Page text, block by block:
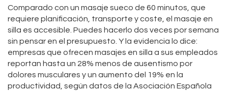
Comparado con un masaje sueco de 60 minutos, que
requiere planificación, transporte y coste, el masaje en
silla es accesible. Puedes hacerlo dos veces por semana
sin pensar en el presupuesto. Y la evidencia lo dice:
empresas que ofrecen masajes en silla a sus empleados
reportan hasta un 28% menos de ausentismo por
dolores musculares y un aumento del 19% en la
productividad, según datos de la Asociación Española